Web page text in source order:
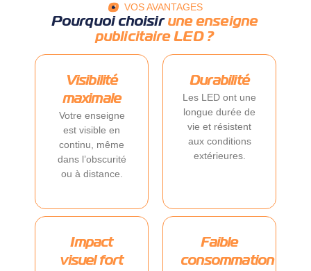
VOS AVANTAGES
Pourquoi choisir une enseigne
publicitaire LED ?
Visibilité
maximale
Votre enseigne
est visible en
continu, même
dans l’obscurité
ou à distance.
Durabilité
Les LED ont une
longue durée de
vie et résistent
aux conditions
extérieures.
Impact
visuel fort
Faible
consommation